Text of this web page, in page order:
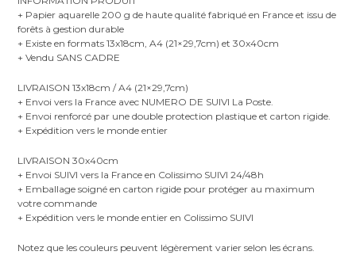
+ Papier aquarelle 200 g de haute qualité fabriqué en France et issu de
forêts à gestion durable
+ Existe en formats 13x18cm, A4 (21×29,7cm) et 30x40cm
+ Vendu SANS CADRE
LIVRAISON 13x18cm / A4 (21×29,7cm)
+ Envoi vers la France avec NUMERO DE SUIVI La Poste.
+ Envoi renforcé par une double protection plastique et carton rigide.
+ Expédition vers le monde entier
LIVRAISON 30x40cm
+ Envoi SUIVI vers la France en Colissimo SUIVI 24/48h
+ Emballage soigné en carton rigide pour protéger au maximum
votre commande
+ Expédition vers le monde entier en Colissimo SUIVI
Notez que les couleurs peuvent légèrement varier selon les écrans.